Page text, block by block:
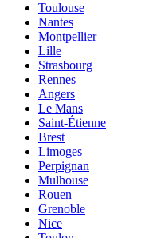
Toulouse
Nantes
Montpellier
Lille
Strasbourg
Rennes
Angers
Le Mans
Saint-Étienne
Brest
Limoges
Perpignan
Mulhouse
Rouen
Grenoble
Nice